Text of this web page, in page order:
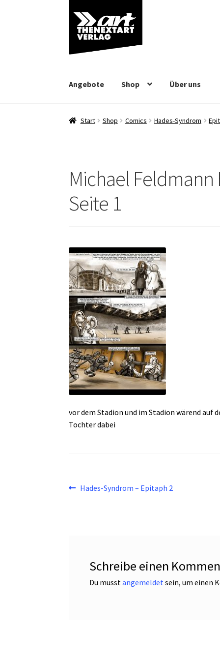
Zur
Navigation
springen
Zum
Inhalt
springen
Angebote Shop Über uns
Start Shop Comics Hades-Syndrom
Michael
Seite 1
vor dem Stadion und im Stadion wärend
Tochter dabei
Beitragsnavigation
Vorheriger
Hades-Syndrom – Epitaph 2
Schreibe einen
Du musst angemeldet sein, um einen